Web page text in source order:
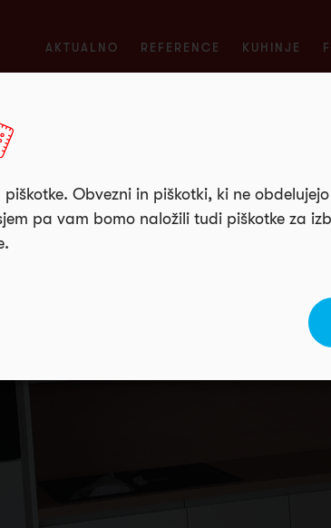
AKTUALNO REFERENCE KUHINJE
Obvezni in piškotki, ki ne
pa vam bomo naložili tudi piškotke za